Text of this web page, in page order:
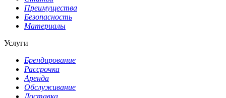
Преимущества
Безопасность
Материалы
Услуги
Брендирование
Рассрочка
Аренда
Обслуживание
Доставка